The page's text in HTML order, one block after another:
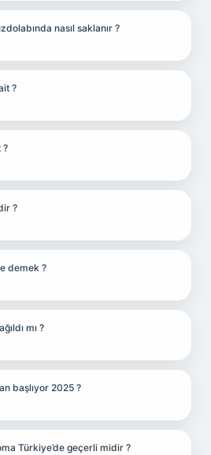
nasıl saklanır ?
?
?
?
demek ?
mı ?
başlıyor 2025 ?
Türkiye’de geçerli midir ?